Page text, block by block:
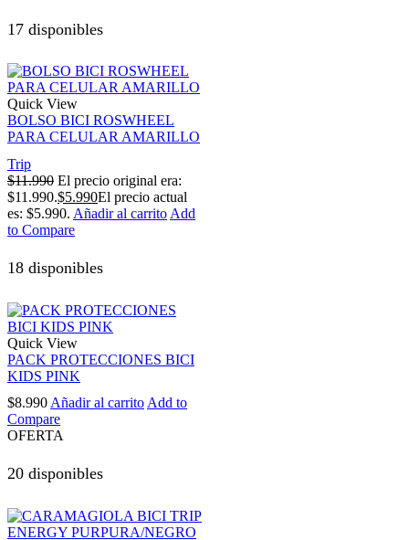
17 disponibles
Quick View
BOLSO BICI ROSWHEEL
PARA CELULAR AMARILLO
Trip
$11.990 El precio original era:
$11.990.$5.990El precio actual
es: $5.990. Añadir al carrito Add
to Compare
18 disponibles
Quick View
PACK PROTECCIONES BICI
KIDS PINK
$8.990 Añadir al carrito Add to
Compare
OFERTA
20 disponibles